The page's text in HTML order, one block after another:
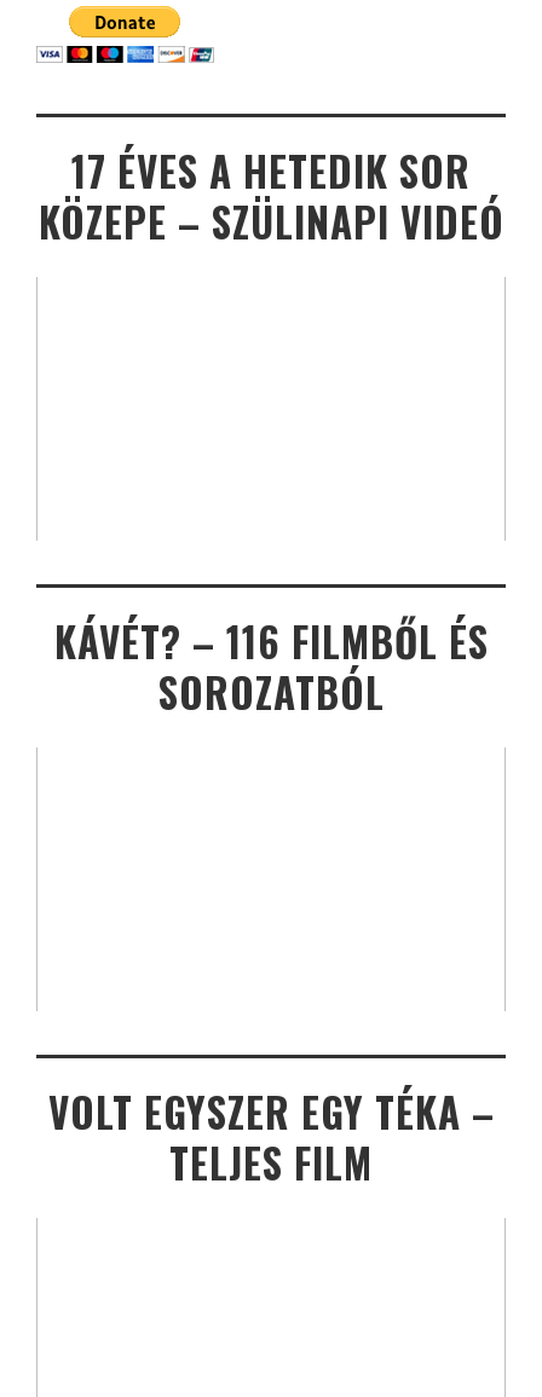
17 ÉVES A HETEDIK SOR
KÖZEPE – SZÜLINAPI VIDEÓ
KÁVÉT? – 116 FILMBŐL ÉS
SOROZATBÓL
VOLT EGYSZER EGY TÉKA –
TELJES FILM